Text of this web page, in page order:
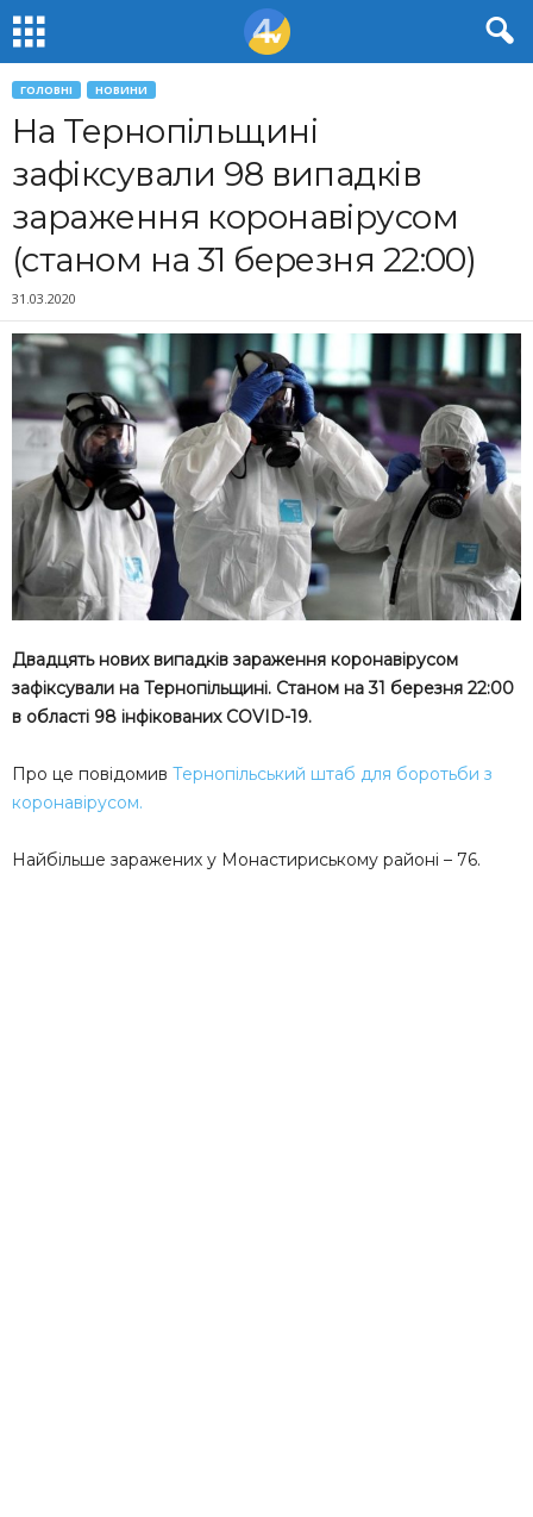
ГОЛОВНІ НОВИНИ
На Тернопільщині
зафіксували 98 випадків
зараження коронавірусом
(станом на 31 березня 22:00)
31.03.2020
Двадцять нових випадків зараження коронавірусом
зафіксували на Тернопільщині. Станом на 31 березня 22:00
в області 98 інфікованих COVID-19.
Про це повідомив Тернопільський штаб для боротьби з
коронавірусом.
Найбільше заражених у Монастириському районі – 76.